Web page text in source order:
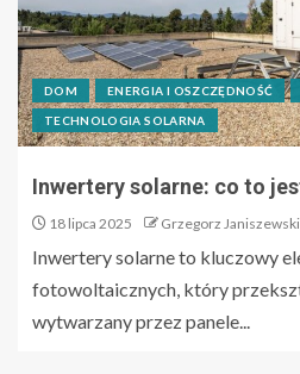
DOM ENERGIA I OSZCZĘDNOŚĆ
TECHNOLOGIA SOLARNA
Inwertery solarne: co to
18 lipca 2025 Grzegorz Janiszewski
Inwertery solarne to kluczowy
fotowoltaicznych, który
wytwarzany przez panele...